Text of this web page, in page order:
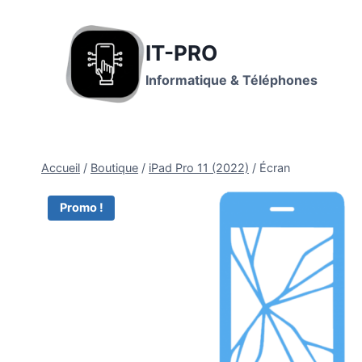
IT-PRO
Informatique & Téléphones
Accueil / Boutique / iPad Pro 11 (2022) / Écran
Promo !